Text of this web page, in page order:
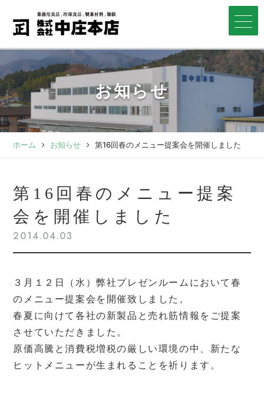
お知らせ
ホーム お知らせ 第16回春のメニュー提案会を開催しました
第16回春のメニュー提案
会を開催しました
2014.04.03
３月１２日（水）弊社プレゼンルームにおいて春
のメニュー提案会を開催致しました。
春夏に向けて各社の新製品と売れ筋情報をご提案
させていただきました。
原価高騰と消費税増税の厳しい環境の中、新たな
ヒットメニューが生まれることを祈ります。